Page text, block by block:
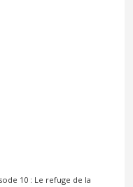
10 : Le refuge de la